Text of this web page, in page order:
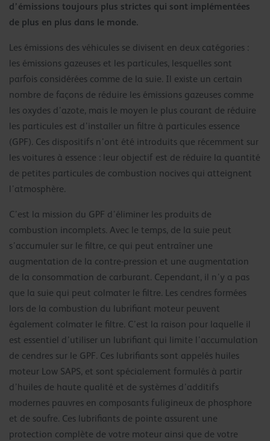
d’émissions toujours plus strictes qui sont implémentées
de plus en plus dans le monde.
Les émissions des véhicules se divisent en deux catégories :
les émissions gazeuses et les particules, lesquelles sont
parfois considérées comme de la suie. Il existe un certain
nombre de façons de réduire les émissions gazeuses comme
les oxydes d’azote, mais le moyen le plus courant de réduire
les particules est d’installer un filtre à particules essence
(GPF). Ces dispositifs n’ont été introduits que récemment sur
les voitures à essence : leur objectif est de réduire la quantité
de petites particules de combustion nocives qui atteignent
l’atmosphère.
C’est la mission du GPF d’éliminer les produits de
combustion incomplets. Avec le temps, de la suie peut
s’accumuler sur le filtre, ce qui peut entraîner une
augmentation de la contre-pression et une augmentation
de la consommation de carburant. Cependant, il n’y a pas
que la suie qui peut colmater le filtre. Les cendres formées
lors de la combustion du lubrifiant moteur peuvent
également colmater le filtre. C’est la raison pour laquelle il
est essentiel d’utiliser un lubrifiant qui limite l’accumulation
de cendres sur le GPF. Ces lubrifiants sont appelés huiles
moteur Low SAPS, et sont spécialement formulés à partir
d’huiles de haute qualité et de systèmes d’additifs
modernes pauvres en composants fuligineux de phosphore
et de soufre. Ces lubrifiants de pointe assurent une
protection complète de votre moteur ainsi que de votre